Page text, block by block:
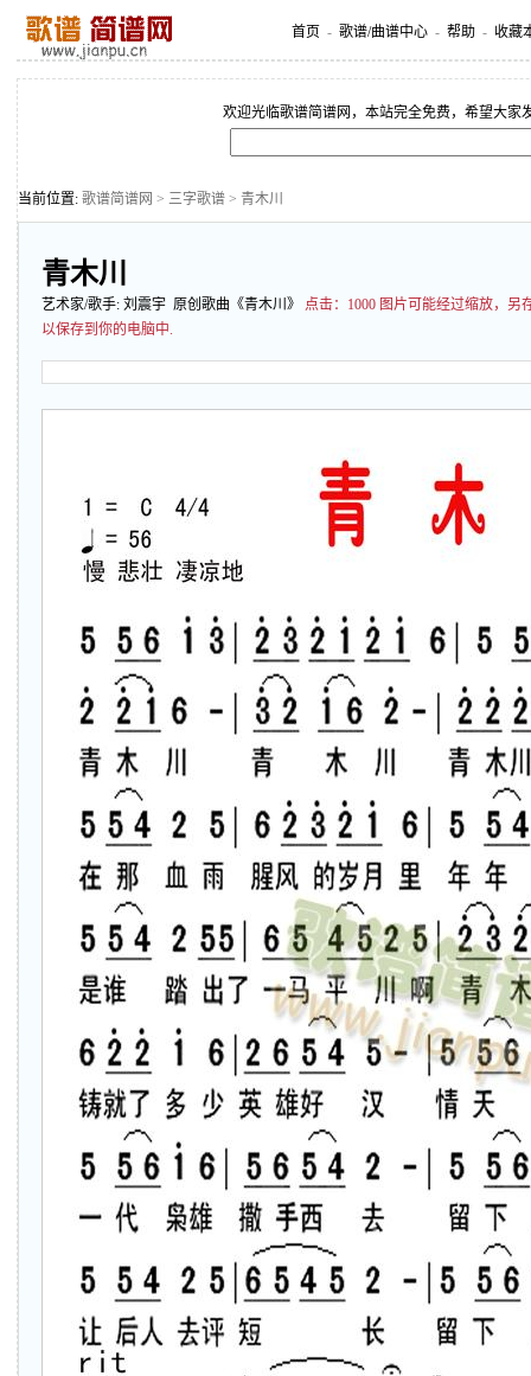
首页 - 歌谱/曲谱中心 - 帮助 - 收藏
欢迎光临歌谱简谱网，本站完全免费，希望大家
当前位置: 歌谱简谱网 > 三字歌谱 > 青木川
青木川
艺术家/歌手: 刘震宇 原创歌曲《青木川》 点击： 1000 图片可能经过缩放，
以保存到你的电脑中.